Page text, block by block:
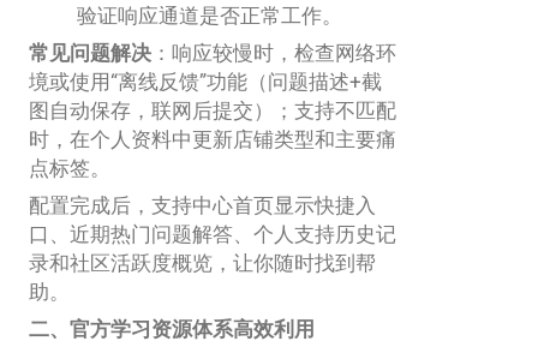
验证响应通道是否正常工作。
常见问题解决 ：响应较慢时，检查网络环
境或使用“离线反馈”功能（问题描述+截
图自动保存，联网后提交）；支持不匹配
时，在个人资料中更新店铺类型和主要痛
点标签。
配置完成后，支持中心首页显示快捷入
口、近期热门问题解答、个人支持历史记
录和社区活跃度概览，让你随时找到帮
助。
二、官方学习资源体系高效利用